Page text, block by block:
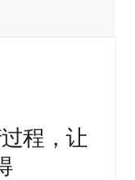
程，让